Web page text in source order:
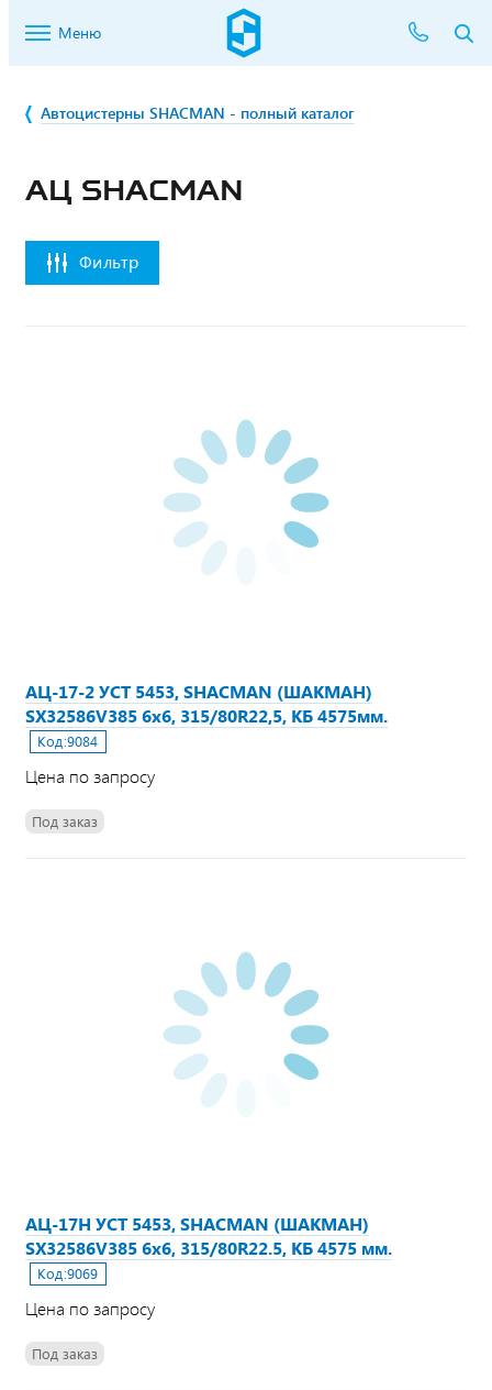
Меню
Автоцистерны SHACMAN - полный каталог
АЦ SHACMAN
Фильтр
АЦ-17-2 УСТ 5453, SHACMAN (ШАКМАН)
SX32586V385 6х6, 315/80R22,5, КБ 4575мм.
Код:9084
Цена по запросу
Под заказ
АЦ-17Н УСТ 5453, SHACMAN (ШАКМАН)
SX32586V385 6х6, 315/80R22.5, КБ 4575 мм.
Код:9069
Цена по запросу
Под заказ